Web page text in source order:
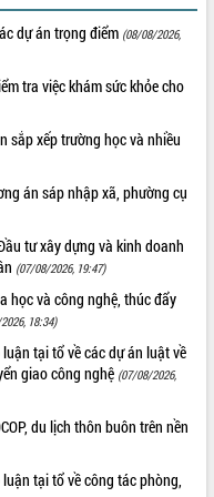
dự án trọng điểm (08/08/2026,
tra việc khám sức khỏe cho
sắp xếp trường học và nhiều
án sáp nhập xã, phường cụ
tư xây dựng và kinh doanh
(07/08/2026, 19:47)
học và công nghệ, thúc đẩy
18:34)
tại tổ về các dự án luật về
giao công nghệ (07/08/2026,
du lịch thôn buôn trên nền
tại tổ về công tác phòng,